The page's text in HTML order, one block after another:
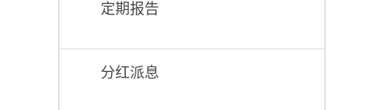
定期报告
分红派息